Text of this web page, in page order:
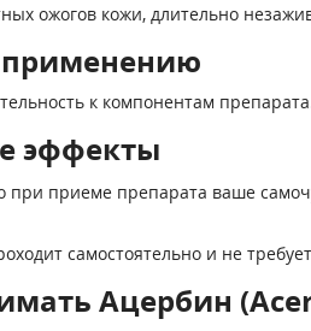
ожогов кожи, длительно
применению
к компонентам
эффекты
приеме препарата ваше
самостоятельно и не
Ацербин